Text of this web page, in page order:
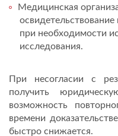
Медицинская
при необходимости
исследования.
При несогласии с
получить
возможность
времени
быстро снижается.